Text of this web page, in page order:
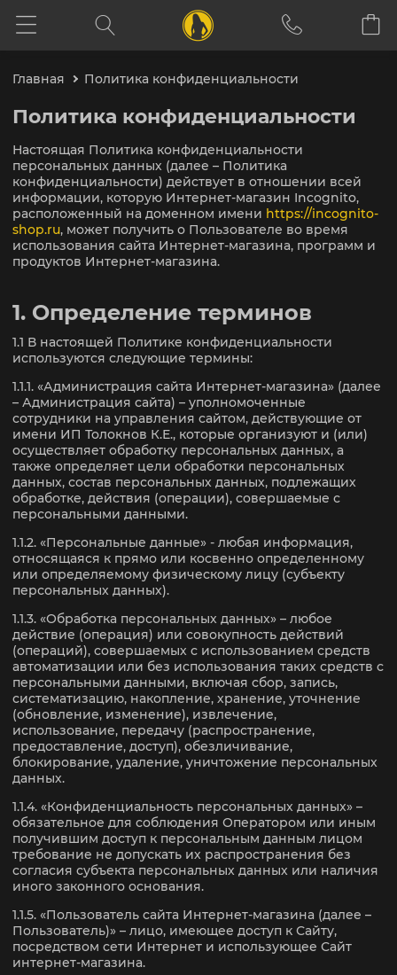
Главная Политика конфиденциальности
Политика конфиденциальности
Настоящая Политика конфиденциальности
персональных данных (далее – Политика
конфиденциальности) действует в отношении всей
информации, которую Интернет-магазин Incognito,
расположенный на доменном имени https://incognito-
shop.ru, может получить о Пользователе во время
использования сайта Интернет-магазина, программ и
продуктов Интернет-магазина.
1. Определение терминов
1.1 В настоящей Политике конфиденциальности
используются следующие термины:
1.1.1. «Администрация сайта Интернет-магазина» (далее
– Администрация сайта) – уполномоченные
сотрудники на управления сайтом, действующие от
имени ИП Толокнов К.Е., которые организуют и (или)
осуществляет обработку персональных данных, а
также определяет цели обработки персональных
данных, состав персональных данных, подлежащих
обработке, действия (операции), совершаемые с
персональными данными.
1.1.2. «Персональные данные» - любая информация,
относящаяся к прямо или косвенно определенному
или определяемому физическому лицу (субъекту
персональных данных).
1.1.3. «Обработка персональных данных» – любое
действие (операция) или совокупность действий
(операций), совершаемых с использованием средств
автоматизации или без использования таких средств с
персональными данными, включая сбор, запись,
систематизацию, накопление, хранение, уточнение
(обновление, изменение), извлечение,
использование, передачу (распространение,
предоставление, доступ), обезличивание,
блокирование, удаление, уничтожение персональных
данных.
1.1.4. «Конфиденциальность персональных данных» –
обязательное для соблюдения Оператором или иным
получившим доступ к персональным данным лицом
требование не допускать их распространения без
согласия субъекта персональных данных или наличия
иного законного основания.
1.1.5. «Пользователь сайта Интернет-магазина (далее –
Пользователь)» – лицо, имеющее доступ к Сайту,
посредством сети Интернет и использующее Сайт
интернет-магазина.